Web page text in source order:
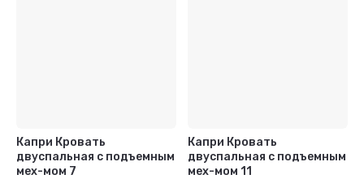
Капри Кровать
двуспальная с подъемным
мех-мом 7
Капри Кровать
двуспальная с подъемным
мех-мом 11